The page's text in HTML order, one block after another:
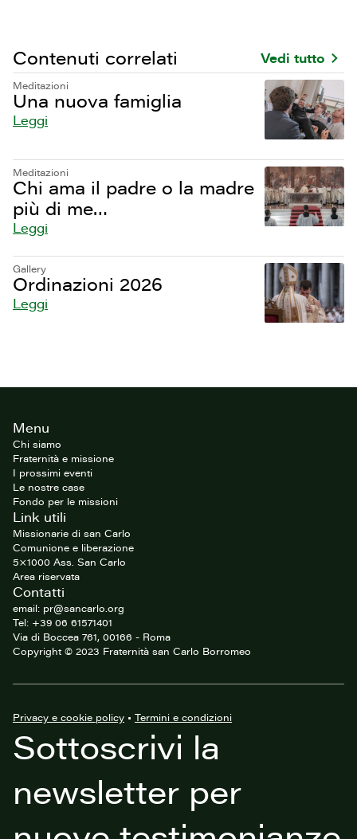
Contenuti correlati Vedi tutto
Meditazioni
Una nuova famiglia
Leggi
Meditazioni
Chi ama il padre o la madre
più di me…
Leggi
Gallery
Ordinazioni 2026
Leggi
FooterMenu
Chi siamo
Fraternità e missione
I prossimi eventi
Le nostre case
Fondo per le missioni
Link utili
Missionarie di san Carlo
Comunione e liberazione
5×1000 Ass. San Carlo
Area riservata
Contatti
email: pr@sancarlo.org
Tel: +39 06 61571401
Via di Boccea 761, 00166 - Roma
Copyright © 2023 Fraternità san Carlo Borromeo
Privacy e cookie policy • Termini e condizioni
Sottoscrivi la
newsletter per